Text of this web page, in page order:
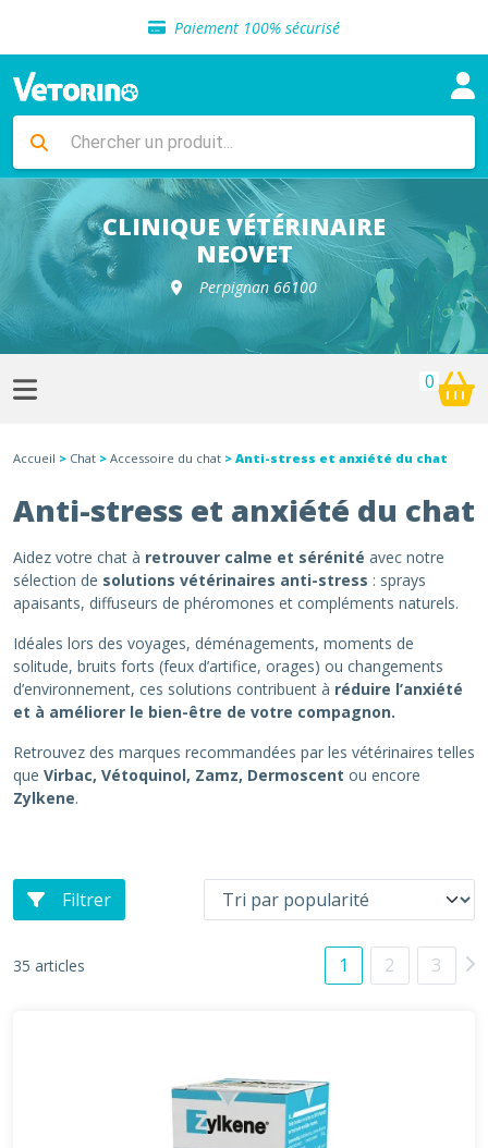
Paiement 100% sécurisé
Livraison gratuite en clinique vétérinaire
Sélection de croquettes vétérinaire
Livraison gratuite en clinique vétérinaire
Retour gratuit en clinique
Sélection de croquettes vétérinaire
CLINIQUE VÉTÉRINAIRE
NEOVET
Perpignan 66100
0
Accueil > Chat > Accessoire du chat > Anti-stress et anxiété du chat
Anti-stress et anxiété du chat
Aidez votre chat à retrouver calme et sérénité avec notre
sélection de solutions vétérinaires anti-stress : sprays
apaisants, diffuseurs de phéromones et compléments naturels.
Idéales lors des voyages, déménagements, moments de
solitude, bruits forts (feux d’artifice, orages) ou changements
d’environnement, ces solutions contribuent à réduire l’anxiété
et à améliorer le bien-être de votre compagnon.
Retrouvez des marques recommandées par les vétérinaires telles
que Virbac, Vétoquinol, Zamz, Dermoscent ou encore
Zylkene.
Filtrer
35 articles 1 2 3